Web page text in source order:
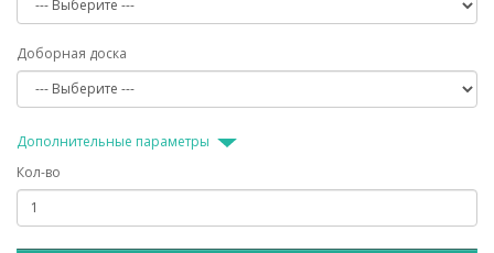
Доборная доска
Дополнительные параметры
Кол-во